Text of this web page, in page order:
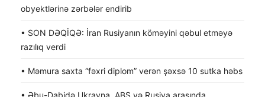
obyektlərinə zərbələr endirib
• SON DƏQİQƏ: İran Rusiyanın köməyini qəbul etməyə
razılıq verdi
• Məmura saxta “fəxri diplom” verən şəxsə 10 sutka həbs
• Əbu-Dabidə Ukrayna, ABŞ və Rusiya arasında